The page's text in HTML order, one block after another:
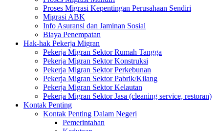
Proses Migrasi Kepentingan Perusahaan Sendiri
Migrasi ABK
Info Asuransi dan Jaminan Sosial
Biaya Penempatan
Hak-hak Pekerja Migran
Pekerja Migran Sektor Rumah Tangga
Pekerja Migran Sektor Konstruksi
Pekerja Migran Sektor Perkebunan
Pekerja Migran Sektor Pabrik/Kilang
Pekerja Migran Sektor Kelautan
Pekerja Migran Sektor Jasa (cleaning service, restoran)
Kontak Penting
Kontak Penting Dalam Negeri
Pemerintahan